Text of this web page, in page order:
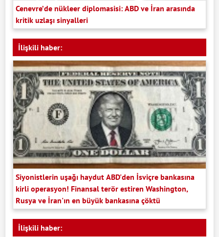
Cenevre’de nükleer diplomasisi: ABD ve İran arasında
kritik uzlaşı sinyalleri
İlişkili haber:
Siyonistlerin uşağı haydut ABD'den İsviçre bankasına
kirli operasyon! Finansal terör estiren Washington,
Rusya ve İran'ın en büyük bankasına çöktü
İlişkili haber: